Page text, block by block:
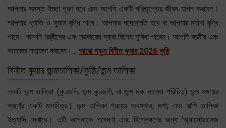
আপনার সমস্ত ইচ্ছা পূরণ হবে এবং আপনি একটি পরিতৃপ্তের জীবন যাপন করবেন।
আপনার খ্যাতি ও সুনাম বৃদ্ধি পাবে। আপনার পদোন্নতি হবে বা আপনার মর্যাদা বৃদ্ধি
পাবে। আপনি মন্ত্রীদের এবং সরকারের দ্বারা বিশেষ সুবিধা পাবেন। আপনি আত্মীয় এবং
সমাজের সহায়তা করবেন।... আরো পড়ুন বিনীত কুমার 2026 কুষ্ঠি
বিনীত কুমার জন্মতালিকা/কুষ্ঠি/জন্ম তালিকা
একটি জন্ম তালিকা (কুণ্ডলি, জন্ম কুণ্ডলী, বা জন্ম ছক নামেও পরিচিত) জন্ম সময়ের
স্বর্গের একটি মানচিত্র। জন্ম তালিকা গ্রহের অবস্থান, দশা, এবং রাশি তালিকা
ইত্যাদি দেখাবে। এটি আপনাকে গবেষণা এবং বিশ্লেষণের জন্য 'অ্যাস্ট্রোসেজ